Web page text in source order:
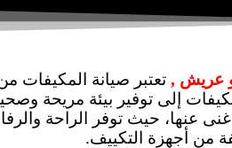
عريش , تعتبر صيانة المكيفات
إلى توفير بيئة مريحة
عنها، حيث توفر الراحة
من أجهزة التكييف.